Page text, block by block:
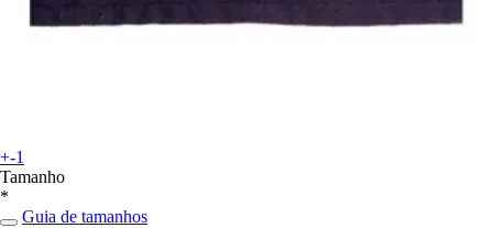
+-1
Tamanho
*
Guia de tamanhos